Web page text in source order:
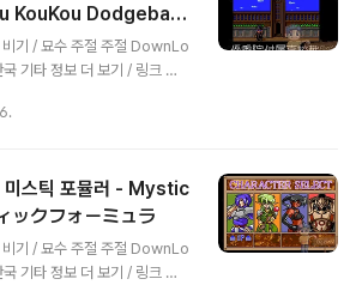
KouKou Dodgeball
- 熱血高校ドッジ
ー編
기 / 묘수 주절 주절 DownLo
기타 정보 더 보기 / 링크 관
편 : NEKKETSU KŌKŌ DO
Hen, 닌텐도 월드 컵
미컴/스포츠] - [NES] 쿠니
Kunio Kun no Nekketsu So
스틱 포뮬러 - Mystic
ックフォーミュラ
기 / 묘수 주절 주절 DownLo
기타 정보 더 보기 / 링크 관